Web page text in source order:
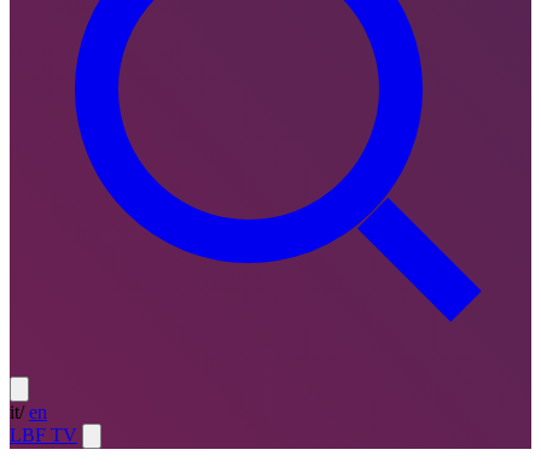
it/ en
LBF TV